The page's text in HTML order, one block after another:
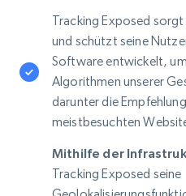
Tracking Exposed
und schützt seine
Software entwickelt,
Algorithmen unserer
darunter die
meistbesuchten
Mithilfe der
Tracking Exposed seine